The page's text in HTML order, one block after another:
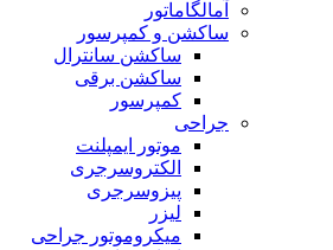
آمالگاماتور
ساکشن و کمپرسور
ساکشن سانترال
ساکشن برقی
کمپرسور
جراحی
موتور ایمپلنت
الکتروسرجری
پیزوسرجری
لیزر
میکروموتور جراحی